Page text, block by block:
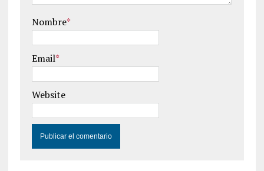
Nombre*
Email*
Website